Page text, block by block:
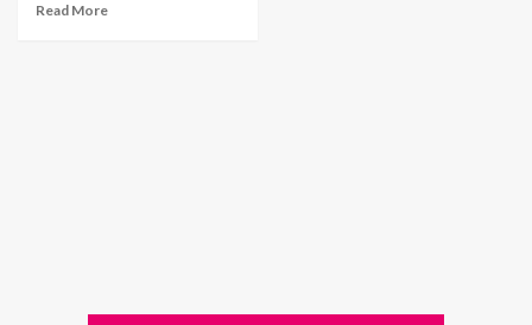
Read More